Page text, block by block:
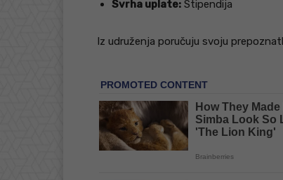
Svrha uplate: Stipendija
Iz udruženja poručuju svoju